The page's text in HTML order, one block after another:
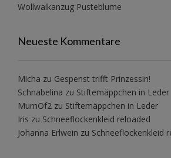
Wollwalkanzug Pusteblume
Neueste Kommentare
Micha zu Gespenst trifft Prinzessin!
Schnabelina zu Stiftemäppchen in Leder
MumOf2 zu Stiftemäppchen in Leder
Iris zu Schneeflockenkleid reloaded
Johanna Erlwein zu Schneeflockenkleid